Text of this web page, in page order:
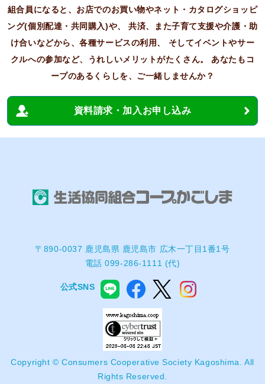
組合員になると、お店でのお買い物やネット・カタログショッピ
ング(個別配達・共同購入)や、共済、また子育て支援や介護・助
け合いなどから、各種サービスの利用、
そしてイベントやサー
クルへの参加など、うれしいメリットがたくさん。
あなたもコ
ープのあるくらしを、ご一緒しませんか？
資料請求・加入お申し込み
〒890-0037 鹿児島県 鹿児島市 広木一丁目1番1号
電話 099-286-1111 (代)
公式SNS
Copyright © Consumers Cooperative Society Kagoshima. All
Rights Reserved.